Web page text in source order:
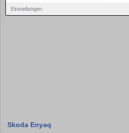
Einstellungen
Skoda Enyaq